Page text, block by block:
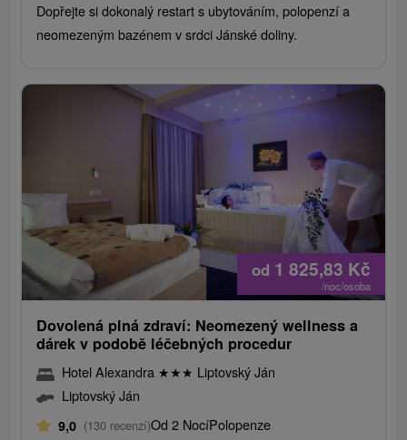
Dopřejte si dokonalý restart s ubytováním, polopenzí a
neomezeným bazénem v srdci Jánské doliny.
od 1 825,83 Kč
/noc/osoba
Dovolená plná zdraví: Neomezený wellness a
dárek v podobě léčebných procedur
Hotel Alexandra ★★★ Liptovský Ján
Liptovský Ján
9,0 (130 recenzí)Od 2 NocíPolopenze